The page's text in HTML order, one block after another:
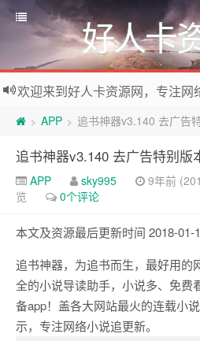
好人卡
> APP > 追书神器v3.140 去广告
追书神器v3.140 去广告特别版
APP sky995 9年前
览
0个评论
本文及资源最后更新时间 2018-01-
追书神器，为追书而生，最好用的
全的小说导读助手，小说多、免费
备app！盖各大网站最火的连载小
示，专注网络小说追更新。